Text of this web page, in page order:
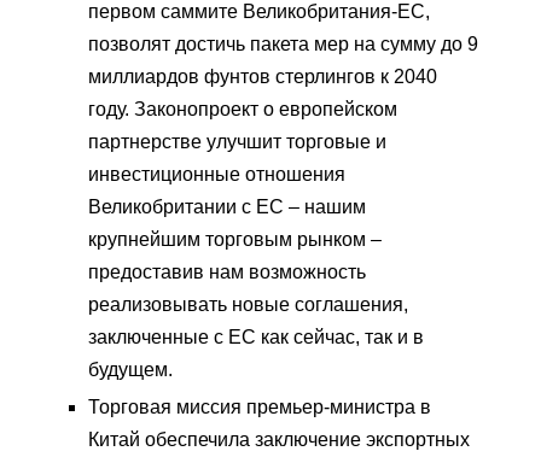
первом саммите Великобритания-ЕС,
позволят достичь пакета мер на сумму до 9
миллиардов фунтов стерлингов к 2040
году. Законопроект о европейском
партнерстве улучшит торговые и
инвестиционные отношения
Великобритании с ЕС – нашим
крупнейшим торговым рынком –
предоставив нам возможность
реализовывать новые соглашения,
заключенные с ЕС как сейчас, так и в
будущем.
Торговая миссия премьер-министра в
Китай обеспечила заключение экспортных